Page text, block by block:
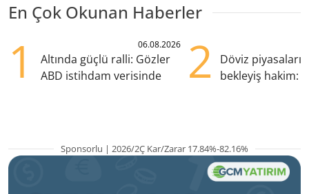
En Çok Okunan Haberler
1 06.08.2026
Altında güçlü ralli: Gözler
ABD istihdam verisinde
2
Döviz
bekleyiş hakim:
Sponsorlu | 2026/2Ç Kar/Zarar 17.84%-82.16%